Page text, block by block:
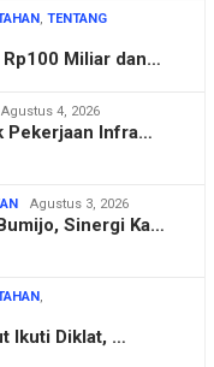
, TENTANG
Miliar dan…
Agustus 4, 2026
Pekerjaan Infra…
Agustus 3, 2026
Sinergi Ka…
,
Ikuti Diklat, …